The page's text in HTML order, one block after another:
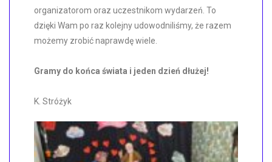
organizatorom oraz uczestnikom wydarzeń. To
dzięki Wam po raz kolejny udowodniliśmy, że razem
możemy zrobić naprawdę wiele.
Gramy do końca świata i jeden dzień dłużej!
K. Stróżyk